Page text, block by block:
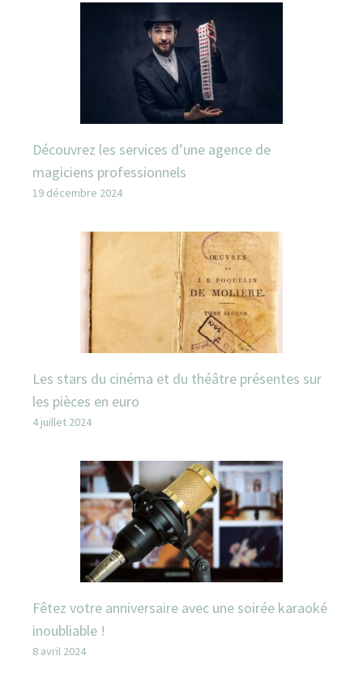
Découvrez les services d’une agence de
magiciens professionnels
19 décembre 2024
Les stars du cinéma et du théâtre présentes sur
les pièces en euro
4 juillet 2024
Fêtez votre anniversaire avec une soirée karaoké
inoubliable !
8 avril 2024